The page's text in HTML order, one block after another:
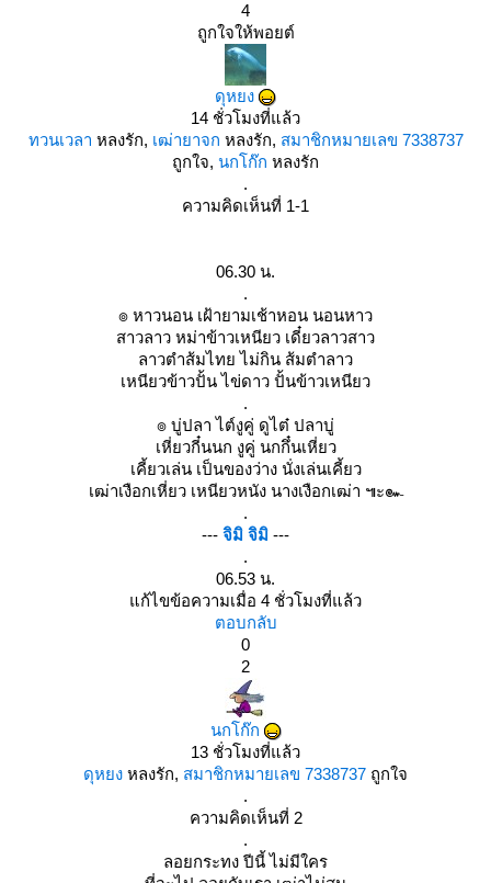
4
ถูกใจให้พอยต์
ดุหยง
14 ชั่วโมงที่แล้ว
ทวนเวลา หลงรัก, เฒ่ายาจก หลงรัก, สมาชิกหมายเลข 7338737
ถูกใจ, นกโก๊ก หลงรัก
.
ความคิดเห็นที่ 1-1
06.30 น.
.
๏ หาวนอน เฝ้ายามเช้าหอน นอนหาว
สาวลาว หม่าข้าวเหนียว เดี๋ยวลาวสาว
ลาวตำส้มไทย ไม่กิน ส้มตำลาว
เหนียวข้าวปั้น ไข่ดาว ปั้นข้าวเหนียว
.
๏ บู่ปลา ไต์งูคู่ ดูไต๋ ปลาบู่
เหี่ยวกี๋นนก งูคู่ นกกึ๋นเหี่ยว
เคี้ยวเล่น เป็นของว่าง นั่งเล่นเคี้ยว
เฒ่าเงือกเหี่ยว เหนียวหนัง นางเงือกเฒ่า ๚ะ๛
.
--- จิมิ จิมิ ---
.
06.53 น.
ก้ไขข้อความเมื่อ 4 ชั่วโมงที่แล้ว
ตอบกลับ
0
2
นกโก๊ก
13 ชั่วโมงที่แล้ว
ดุหยง หลงรัก, สมาชิกหมายเลข 7338737 ถูกใจ
.
ความคิดเห็นที่ 2
.
ลอยกระทง ปีนี้ ไม่มีใคร